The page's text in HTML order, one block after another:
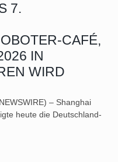
7.
CAFÉ,
IN
WIRD
– Shanghai
heute die Deutschland-